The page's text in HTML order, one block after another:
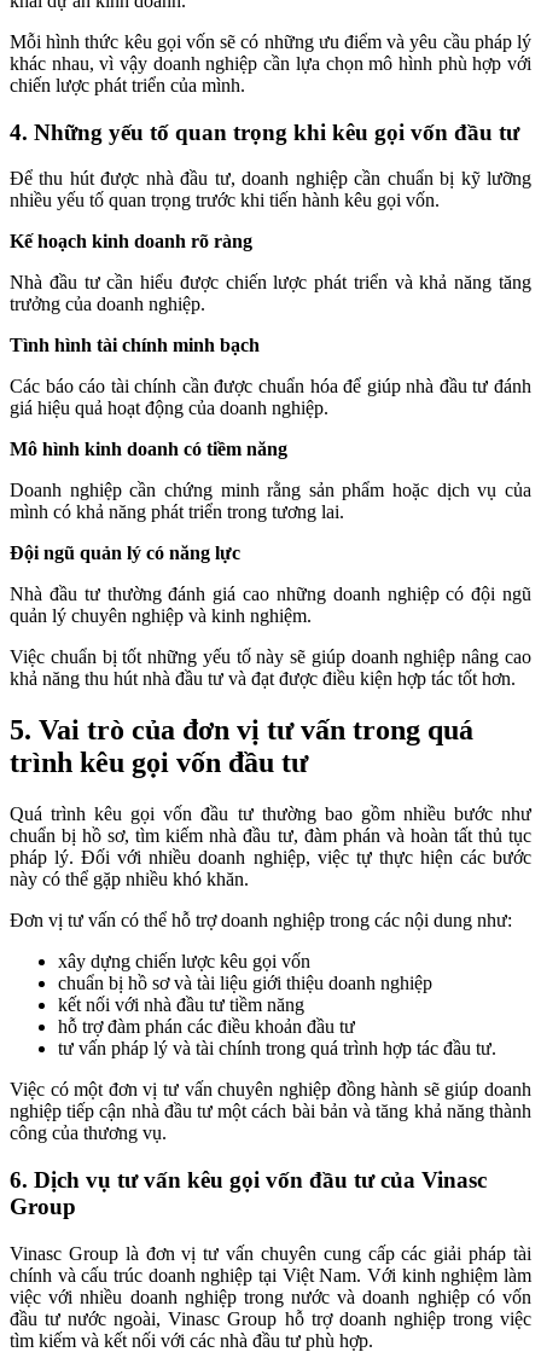
Mỗi hình thức kêu gọi vốn sẽ có những ưu điểm và yêu cầu pháp lý
khác nhau, vì vậy doanh nghiệp cần lựa chọn mô hình phù hợp với
chiến lược phát triển của mình.
4. Những yếu tố quan trọng khi kêu gọi vốn đầu tư
Để thu hút được nhà đầu tư, doanh nghiệp cần chuẩn bị kỹ lưỡng
nhiều yếu tố quan trọng trước khi tiến hành kêu gọi vốn.
Kế hoạch kinh doanh rõ ràng
Nhà đầu tư cần hiểu được chiến lược phát triển và khả năng tăng
trưởng của doanh nghiệp.
Tình hình tài chính minh bạch
Các báo cáo tài chính cần được chuẩn hóa để giúp nhà đầu tư đánh
giá hiệu quả hoạt động của doanh nghiệp.
Mô hình kinh doanh có tiềm năng
Doanh nghiệp cần chứng minh rằng sản phẩm hoặc dịch vụ của
mình có khả năng phát triển trong tương lai.
Đội ngũ quản lý có năng lực
Nhà đầu tư thường đánh giá cao những doanh nghiệp có đội ngũ
quản lý chuyên nghiệp và kinh nghiệm.
Việc chuẩn bị tốt những yếu tố này sẽ giúp doanh nghiệp nâng cao
khả năng thu hút nhà đầu tư và đạt được điều kiện hợp tác tốt hơn.
5. Vai trò của đơn vị tư vấn trong quá
trình kêu gọi vốn đầu tư
Quá trình kêu gọi vốn đầu tư thường bao gồm nhiều bước như
chuẩn bị hồ sơ, tìm kiếm nhà đầu tư, đàm phán và hoàn tất thủ tục
pháp lý. Đối với nhiều doanh nghiệp, việc tự thực hiện các bước
này có thể gặp nhiều khó khăn.
Đơn vị tư vấn có thể hỗ trợ doanh nghiệp trong các nội dung như:
xây dựng chiến lược kêu gọi vốn
chuẩn bị hồ sơ và tài liệu giới thiệu doanh nghiệp
kết nối với nhà đầu tư tiềm năng
hỗ trợ đàm phán các điều khoản đầu tư
tư vấn pháp lý và tài chính trong quá trình hợp tác đầu tư.
Việc có một đơn vị tư vấn chuyên nghiệp đồng hành sẽ giúp doanh
nghiệp tiếp cận nhà đầu tư một cách bài bản và tăng khả năng thành
công của thương vụ.
6. Dịch vụ tư vấn kêu gọi vốn đầu tư của Vinasc
Group
Vinasc Group là đơn vị tư vấn chuyên cung cấp các giải pháp tài
chính và cấu trúc doanh nghiệp tại Việt Nam. Với kinh nghiệm làm
việc với nhiều doanh nghiệp trong nước và doanh nghiệp có vốn
đầu tư nước ngoài, Vinasc Group hỗ trợ doanh nghiệp trong việc
tìm kiếm và kết nối với các nhà đầu tư phù hợp.